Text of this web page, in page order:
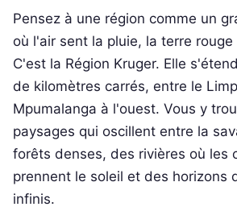
Pensez à une région comme un
où l'air sent la pluie, la terre
C'est la Région Kruger. Elle
de kilomètres carrés, entre le
Mpumalanga à l'ouest. Vous y
paysages qui oscillent entre la
forêts denses, des rivières où les
prennent le soleil et des horizons
infinis.